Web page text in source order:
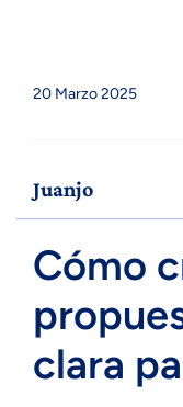
20 Marzo 2025
Juanjo
Cómo
clara